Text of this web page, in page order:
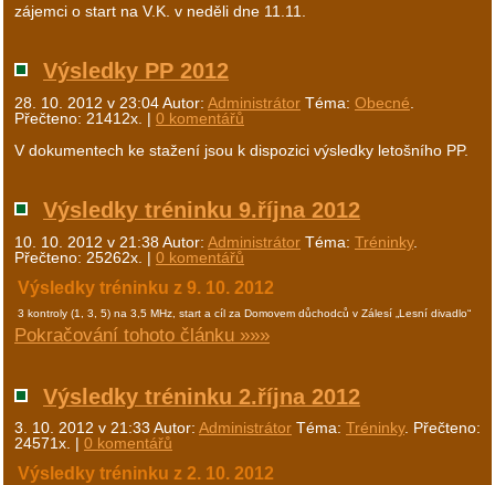
zájemci o start na V.K. v neděli dne 11.11.
Výsledky PP 2012
28. 10. 2012 v 23:04Autor: Administrátor Téma: Obecné
Přečteno: 21412x. | 0 komentářů
V dokumentech ke stažení jsou k dispozici výsledky letošního PP.
Výsledky tréninku 9.října 2012
10. 10. 2012 v 21:38Autor: Administrátor Téma: Tréninky.
Přečteno: 25262x. | 0 komentářů
Výsledky tréninku z 9. 10. 2012
3 kontroly (1, 3, 5) na 3,5 MHz, start a cíl za Domovem důchodců v Zálesí „Lesní divadlo“
Pokračování tohoto článku »»»
Výsledky tréninku 2.října 2012
3. 10. 2012 v 21:33 Autor: Administrátor Téma: Tréninky. Přečteno:
24571x. | 0 komentářů
Výsledky tréninku z 2. 10. 2012